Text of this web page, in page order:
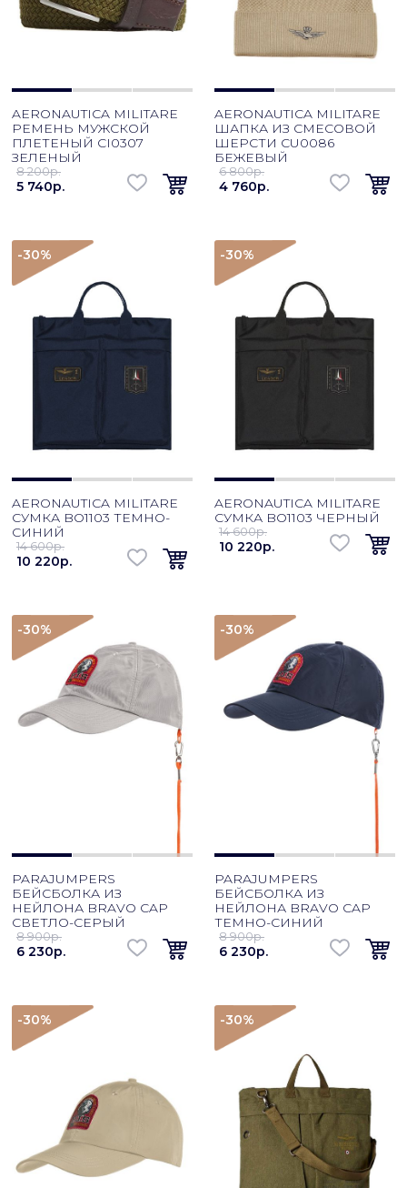
AERONAUTICA MILITARE
РЕМЕНЬ МУЖСКОЙ
ПЛЕТЕНЫЙ CI0307
ЗЕЛЕНЫЙ
8 200p.
5 740p.
AERONAUTICA MILITARE
ШАПКА ИЗ СМЕСОВОЙ
ШЕРСТИ CU0086
БЕЖЕВЫЙ
6 800p.
4 760p.
-30%
AERONAUTICA MILITARE
СУМКА BO1103 ТЕМНО-
СИНИЙ
14 600p.
10 220p.
-30%
AERONAUTICA MILITARE
СУМКА BO1103 ЧЕРНЫЙ
14 600p.
10 220p.
-30%
PARAJUMPERS
БЕЙСБОЛКА ИЗ
НЕЙЛОНА BRAVO CAP
СВЕТЛО-СЕРЫЙ
8 900p.
6 230p.
-30%
PARAJUMPERS
БЕЙСБОЛКА ИЗ
НЕЙЛОНА BRAVO CAP
ТЕМНО-СИНИЙ
8 900p.
6 230p.
-30% -30%